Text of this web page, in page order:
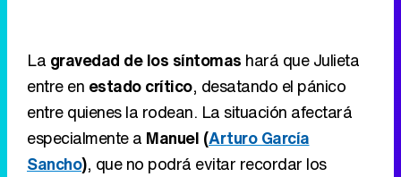
La gravedad de los síntomas hará que Julieta
entre en estado crítico, desatando el pánico
entre quienes la rodean. La situación afectará
especialmente a Manuel (Arturo García
Sancho), que no podrá evitar recordar los